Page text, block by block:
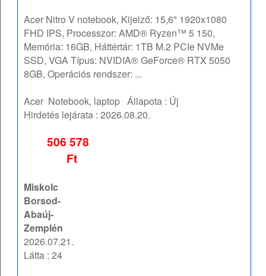
Acer Nitro V notebook, Kijelző: 15,6" 1920x1080
FHD IPS, Processzor: AMD® Ryzen™ 5 150,
Memória: 16GB, Háttértár: 1TB M.2 PCIe NVMe
SSD, VGA Típus: NVIDIA® GeForce® RTX 5050
8GB, Operációs rendszer: ...
Acer Notebook, laptop Állapota : Új
Hirdetés lejárata :2026.08.20.
506 578
Ft
Miskolc
Borsod-
Abaúj-
Zemplén
2026.07.21.
Látta : 24